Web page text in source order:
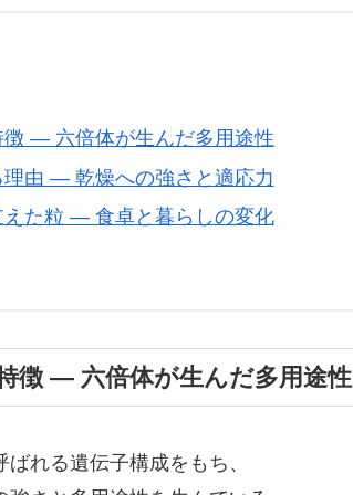
徴 ― 六倍体が生んだ多用途性
理由 ― 乾燥への強さと適応力
えた粒 ― 食卓と暮らしの変化
徴 ― 六倍体が生んだ多用途性
ばれる遺伝子構成をもち、